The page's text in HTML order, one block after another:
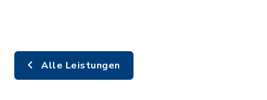
Alle Leistungen